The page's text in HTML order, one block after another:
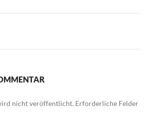
nicht veröffentlicht. Erforderliche Felder